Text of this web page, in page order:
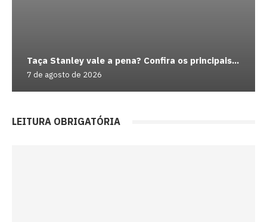
Taça Stanley vale a pena? Confira os principais...
7 de agosto de 2026
LEITURA OBRIGATÓRIA